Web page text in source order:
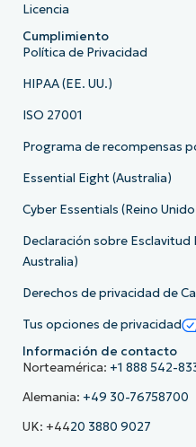
Licencia
Cumplimiento
Política de Privacidad
HIPAA (EE. UU.)
ISO 27001
Programa de recompensas
Essential Eight (Australia)
Cyber Essentials (Reino
Declaración sobre Esclavitud
Australia)
Derechos de privacidad de
Tus opciones de privacidad
Información de contacto
Norteamérica: +1 888 542-
Alemania: +49 30-76758700
UK: +4420 3880 9027